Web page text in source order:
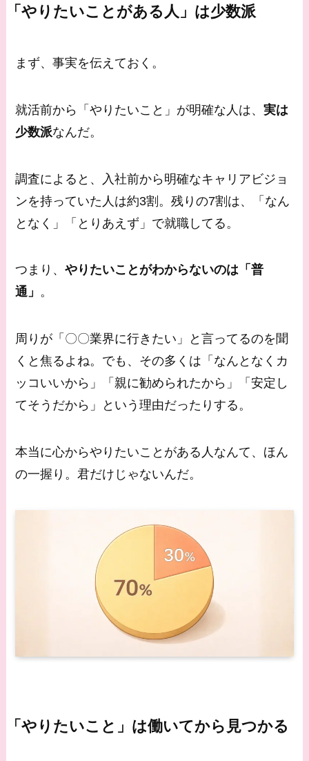
「やりたいことがある人」は少数派
まず、事実を伝えておく。
就活前から「やりたいこと」が明確な人は、実は
少数派なんだ。
調査によると、入社前から明確なキャリアビジョ
ンを持っていた人は約3割。残りの7割は、「なん
となく」「とりあえず」で就職してる。
つまり、やりたいことがわからないのは「普
通」 。
周りが「〇〇業界に行きたい」と言ってるのを聞
くと焦るよね。でも、その多くは「なんとなくカ
ッコいいから」「親に勧められたから」「安定し
てそうだから」という理由だったりする。
本当に心からやりたいことがある人なんて、ほん
の一握り。君だけじゃないんだ。
「やりたいこと」は働いてから見つかる